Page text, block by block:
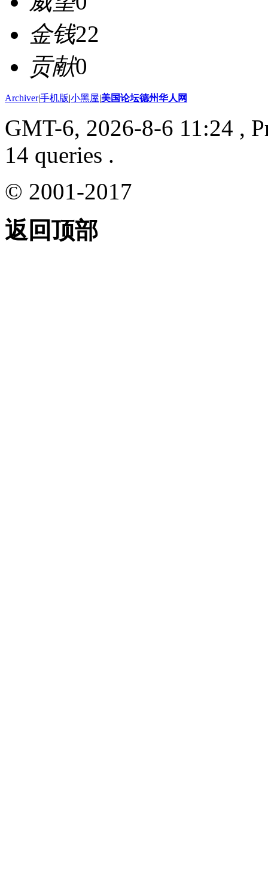
金钱22
贡献0
Archiver|手机版|小黑屋|美国论坛德州华人网
GMT-6, 2026-8-6 11:24 ,
14 queries .
© 2001-2017
返回顶部